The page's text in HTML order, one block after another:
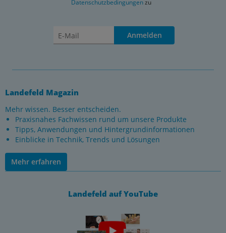
Datenschutzbedingungenzu
Anmelden
Landefeld Magazin
Mehr wissen. Besser entscheiden.
Praxisnahes Fachwissen rund um unsere Produkte
Tipps, Anwendungen und Hintergrundinformationen
Einblicke in Technik, Trends und Lösungen
Mehr erfahren
Landefeld auf YouTube